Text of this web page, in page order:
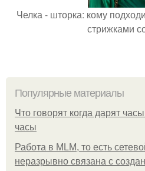
Челка - шторка: кому
стрижками
Популярные материалы
Что говорят когда дарят
часы
Работа в MLM, то есть
неразрывно связана с